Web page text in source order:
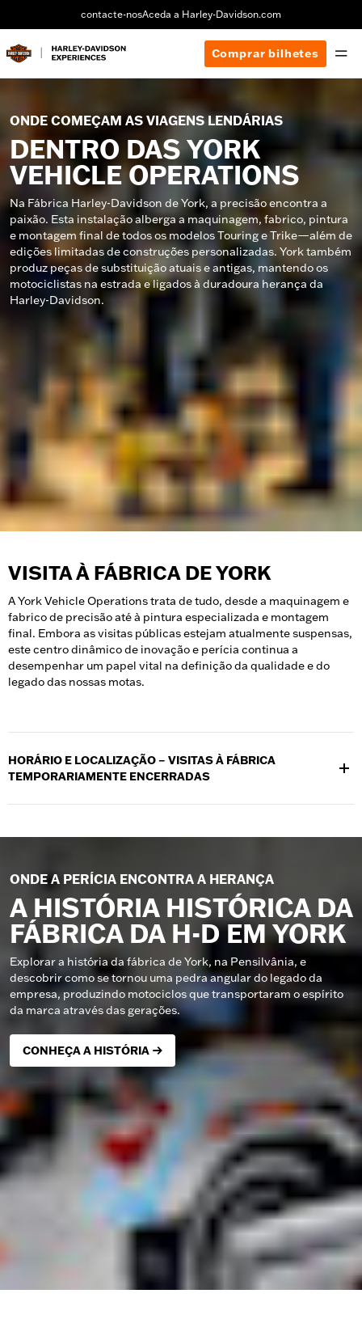
contacte-nosAceda a Harley-Davidson.com
Comprar bilhetes
ONDE COMEÇAM AS VIAGENS LENDÁRIAS
DENTRO DAS YORK
VEHICLE OPERATIONS
Na Fábrica Harley-Davidson de York, a precisão encontra a
paixão. Esta instalação alberga a maquinagem, fabrico, pintura
e montagem final de todos os modelos Touring e Trike—além de
edições limitadas de construções personalizadas. York também
produz peças de substituição atuais e antigas, mantendo os
motociclistas na estrada e ligados à duradoura herança da
Harley-Davidson.
VISITA À FÁBRICA DE YORK
A York Vehicle Operations trata de tudo, desde a maquinagem e
fabrico de precisão até à pintura especializada e montagem
final. Embora as visitas públicas estejam atualmente suspensas,
este centro dinâmico de inovação e perícia continua a
desempenhar um papel vital na definição da qualidade e do
legado das nossas motas.
HORÁRIO E LOCALIZAÇÃO – VISITAS À FÁBRICA
TEMPORARIAMENTE ENCERRADAS
Localizado em 1425 Eden Road, York, PA, 17402. As visitas
ONDE A PERÍCIA ENCONTRA A HERANÇA
A HISTÓRIA HISTÓRICA DA
FÁBRICA DA H-D EM YORK
Explorar a história da fábrica de York, na Pensilvânia, e
descobrir como se tornou uma pedra angular do legado da
empresa, produzindo motociclos que transportaram o espírito
da marca através das gerações.
CONHEÇA A HISTÓRIA